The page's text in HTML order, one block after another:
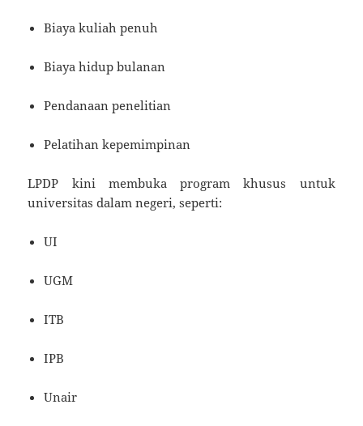
Biaya kuliah penuh
Biaya hidup bulanan
Pendanaan penelitian
Pelatihan kepemimpinan
LPDP kini membuka program khusus untuk
universitas dalam negeri, seperti:
UI
UGM
ITB
IPB
Unair